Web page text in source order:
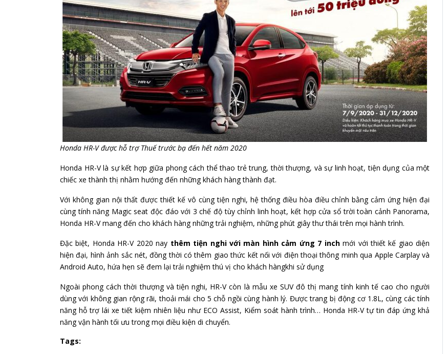
Honda HR-V được hỗ trợ Thuế trước bạ đến hết năm 2020
Honda HR-V là sự kết hợp giữa phong cách thể thao trẻ trung, thời thượng, và sự linh hoạt, tiện dụng của một
chiếc xe thành thị nhằm hướng đến những khách hàng thành đạt.
Với không gian nội thất được thiết kế vô cùng tiện nghi, hệ thống điều hòa điều chỉnh bằng cảm ứng hiện đại
cùng tính năng Magic seat độc đáo với 3 chế độ tùy chỉnh linh hoạt, kết hợp cửa sổ trời toàn cảnh Panorama,
Honda HR-V mang đến cho khách hàng những trải nghiệm, những phút giây thư thái trên mọi hành trình.
Đặc biệt, Honda HR-V 2020 nay thêm tiện nghi với màn hình cảm ứng 7 inchmới với thiết kế giao diện
hiện đại, hình ảnh sắc nét, đồng thời có thêm giao thức kết nối với điện thoại thông minh qua Apple Carplay và
Android Auto, hứa hẹn sẽ đem lại trải nghiệm thú vị cho khách hàngkhi sử dụng
Ngoài phong cách thời thượng và tiện nghi, HR-V còn là mẫu xe SUV đô thị mang tính kinh tế cao cho người
dùng với không gian rộng rãi, thoải mái cho 5 chỗ ngồi cùng hành lý. Được trang bị động cơ 1.8L, cùng các tính
năng hỗ trợ lái xe tiết kiệm nhiên liệu như ECO Assist, Kiểm soát hành trình… Honda HR-V tự tin đáp ứng khả
năng vận hành tối ưu trong mọi điều kiện di chuyển.
Tags: